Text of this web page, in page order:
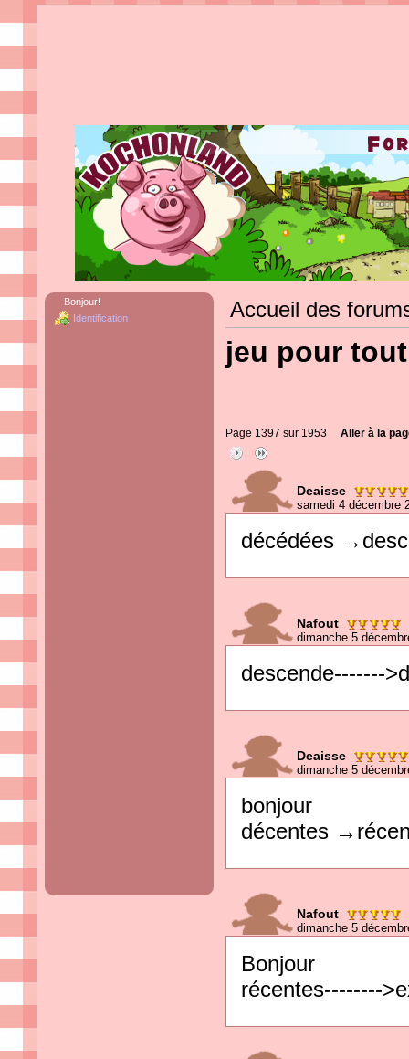
Bonjour!
Identification
Accueil des
jeu pour
Page 1397 sur 1953 Aller à la
Deaisse
samedi 4 décembre
décédées
Nafout
dimanche 5
descende-------
Deaisse
dimanche 5
bonjour
décentes
Nafout
dimanche 5
Bonjour
récentes--------